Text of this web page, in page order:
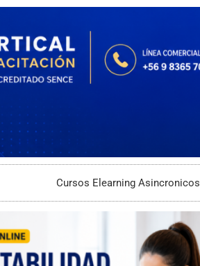
Cursos Elearning Asincronicos